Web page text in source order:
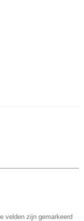
velden zijn gemarkeerd